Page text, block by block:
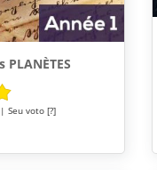
PLANÈTES
Seu voto [?]